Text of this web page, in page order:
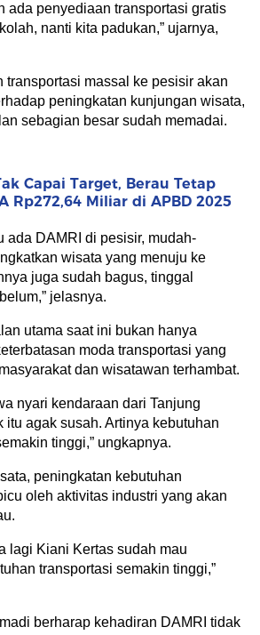
ada penyediaan transportasi gratis
nanti kita padukan,” ujarnya,
transportasi massal ke pesisir akan
peningkatan kunjungan wisata,
sebagian besar sudah memadai.
Capai Target, Berau Tetap
Rp272,64 Miliar di APBD 2025
ada DAMRI di pesisir, mudah-
wisata yang menuju ke
juga sudah bagus, tinggal
jelasnya.
utama saat ini bukan hanya
moda transportasi yang
dan wisatawan terhambat.
nyari kendaraan dari Tanjung
itu agak susah. Artinya kebutuhan
tinggi,” ungkapnya.
peningkatan kebutuhan
oleh aktivitas industri yang akan
lagi Kiani Kertas sudah mau
transportasi semakin tinggi,”
berharap kehadiran DAMRI tidak